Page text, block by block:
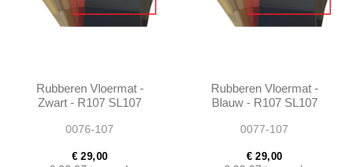
Rubberen Vloermat -
Zwart - R107 SL107
0076-107
€ 29,00
Rubberen Vloermat -
Blauw - R107 SL107
0077-107
€ 29,00